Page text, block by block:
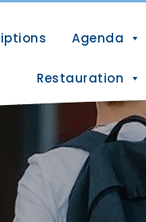
Agenda
Restauration